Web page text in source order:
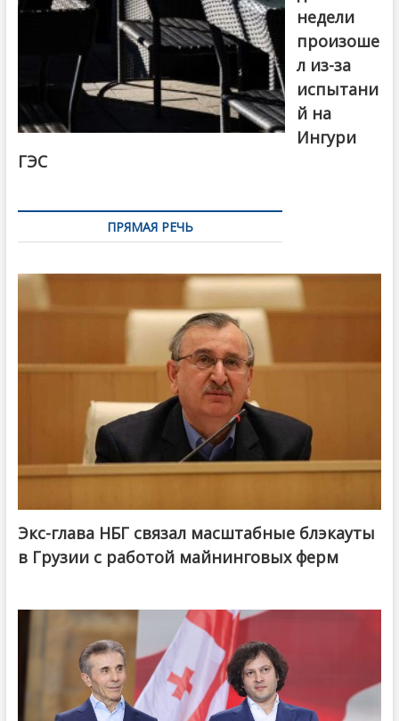
недели
произоше
л из-за
испытани
й на
Ингури
ГЭС
ПРЯМАЯ РЕЧЬ
Экс-глава НБГ связал масштабные блэкауты
в Грузии с работой майнинговых ферм